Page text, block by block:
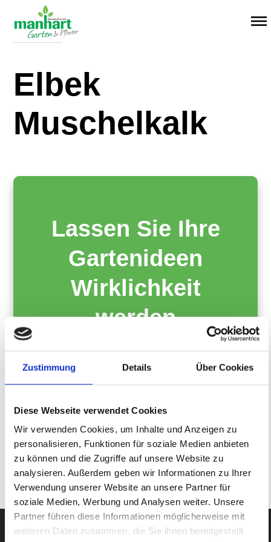
Zustimmung Details Über Cookies
Diese Webseite verwendet Cookies
Wir verwenden Cookies, um Inhalte und Anzeigen zu
personalisieren, Funktionen für soziale Medien anbieten
zu können und die Zugriffe auf unsere Website zu
analysieren. Außerdem geben wir Informationen zu Ihrer
Verwendung unserer Website an unsere Partner für
soziale Medien, Werbung und Analysen weiter. Unsere
Partner führen diese Informationen möglicherweise mit
weiteren Daten zusammen, die Sie ihnen bereitgestellt
Menü überspringen
14. Januar 2025
Elbek
Muschelkalk
Lassen Sie Ihre
Gartenideen
Wirklichkeit
werden
Jetzt Beratungsgespräch
sichern!
Jetzt kontaktieren
Kontakt